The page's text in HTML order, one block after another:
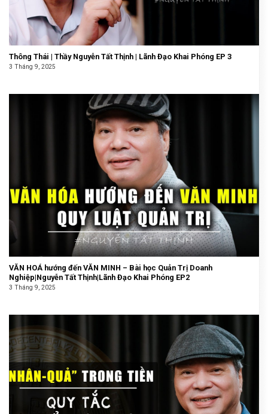
Thông Thái | Thầy Nguyễn Tất Thịnh | Lãnh Đạo Khai Phóng EP 3
3 Tháng 9, 2025
VĂN HOÁ hướng đến VĂN MINH – Bài học Quản Trị Doanh
Nghiệp|Nguyễn Tất Thịnh|Lãnh Đạo Khai Phóng EP2
3 Tháng 9, 2025